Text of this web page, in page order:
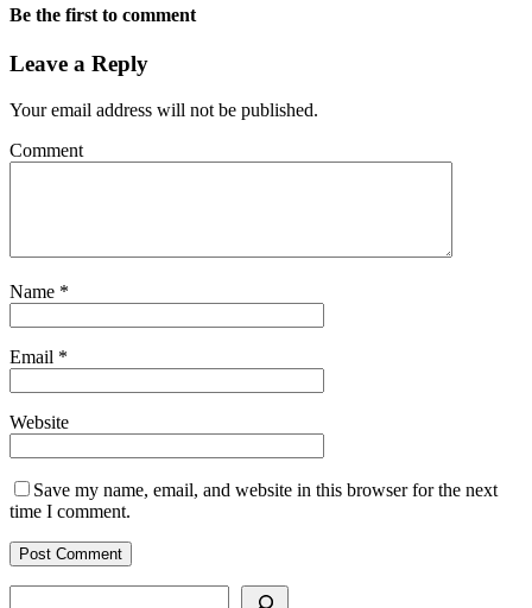
Be the first to comment
Leave a Reply
Your email address will not be published.
Comment
Name *
Email *
Website
Save my name, email, and website in this browser for the next
time I comment.